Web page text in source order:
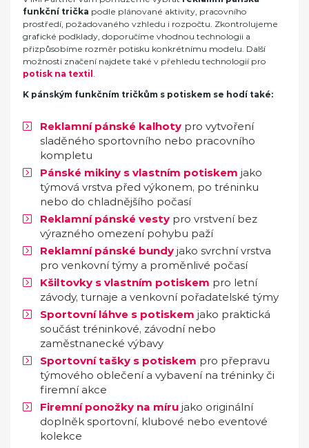
funkční trička podle plánované aktivity, pracovního
prostředí, požadovaného vzhledu i rozpočtu. Zkontrolujeme
grafické podklady, doporučíme vhodnou technologii a
přizpůsobíme rozměr potisku konkrétnímu modelu. Další
možnosti značení najdete také v přehledu technologií pro
potisk na textil
K pánským funkčním tričkům s potiskem se hodí také:
Reklamní pánské kalhoty pro vytvoření
sladěného sportovního nebo pracovního
kompletu
Pánské mikiny s vlastním potiskem jako
týmová vrstva před výkonem, po tréninku
nebo do chladnějšího počasí
Reklamní pánské vesty pro vrstvení bez
výrazného omezení pohybu paží
Reklamní pánské bundy jako svrchní vrstva
pro venkovní týmy a proměnlivé počasí
Kšiltovky s vlastním potiskem pro letní
závody, turnaje a venkovní pořadatelské týmy
Sportovní láhve s potiskem jako praktická
součást tréninkové, závodní nebo
zaměstnanecké výbavy
Sportovní tašky s potiskem pro přepravu
týmového oblečení a vybavení na tréninky či
firemní akce
Firemní ponožky na míru jako originální
doplněk sportovní, klubové nebo eventové
kolekce